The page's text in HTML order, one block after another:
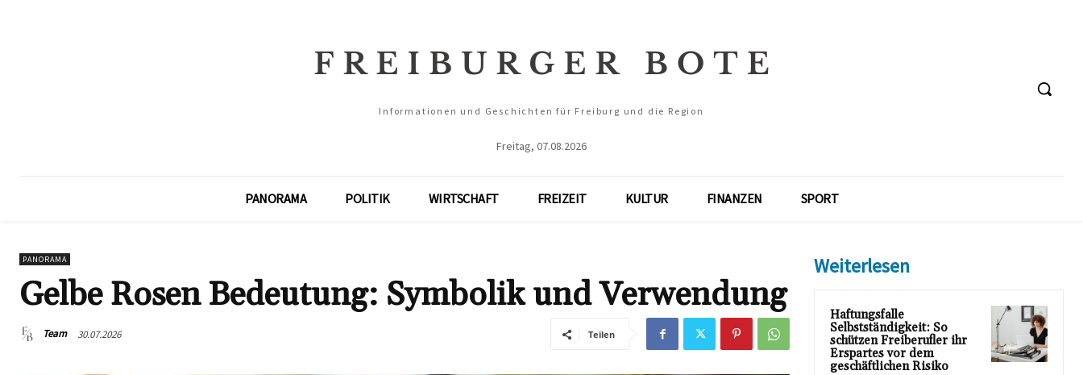
Informationen und Geschichten für Freiburg und die Region
Freitag, 07.08.2026
PANORAMA POLITIK WIRTSCHAFT FREIZEIT KULTUR FINANZEN SPORT
PANORAMA
Gelbe Rosen Bedeutung: Symbolik und Verwendung
Team 30.07.2026 Teilen
Weiterlesen
Haftungsfalle
Selbstständigkeit: So
schützen Freiberufler ihr
Erspartes vor dem
geschäftlichen Risiko